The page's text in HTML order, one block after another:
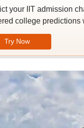
your IIT admission
college predictions
Try Now